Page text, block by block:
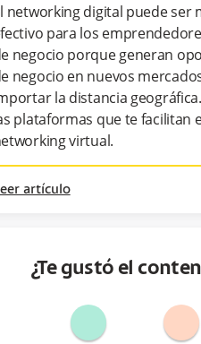
networking digital puede ser
para los
negocio porque generan
negocio en nuevos
la distancia
plataformas que te facilitan
virtual.
artículo
¿Te gustó el